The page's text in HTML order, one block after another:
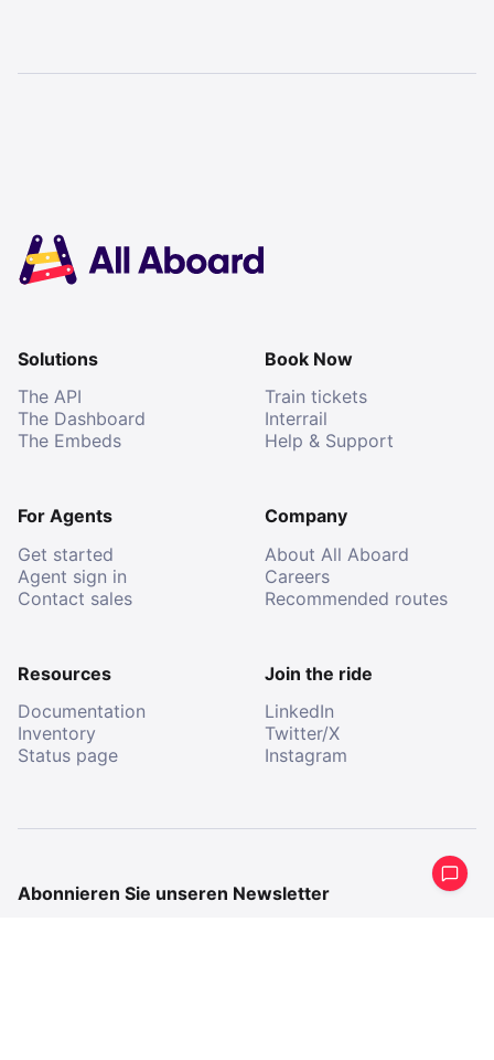
Solutions
The API
The Dashboard
The Embeds
Book Now
Train tickets
Interrail
Help & Support
For Agents
Get started
Agent sign in
Contact sales
Company
About All Aboard
Careers
Recommended routes
Resources
Documentation
Inventory
Status page
Join the ride
LinkedIn
Twitter/X
Instagram
Abonnieren Sie unseren Newsletter